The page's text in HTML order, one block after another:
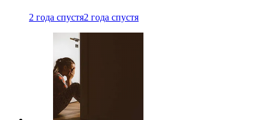
2 года спустя2 года спустя